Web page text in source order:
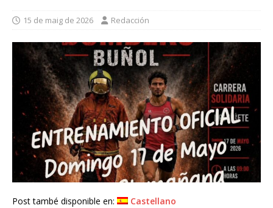
15 de maig de 2026 Redacción
Post també disponible en: Castellano